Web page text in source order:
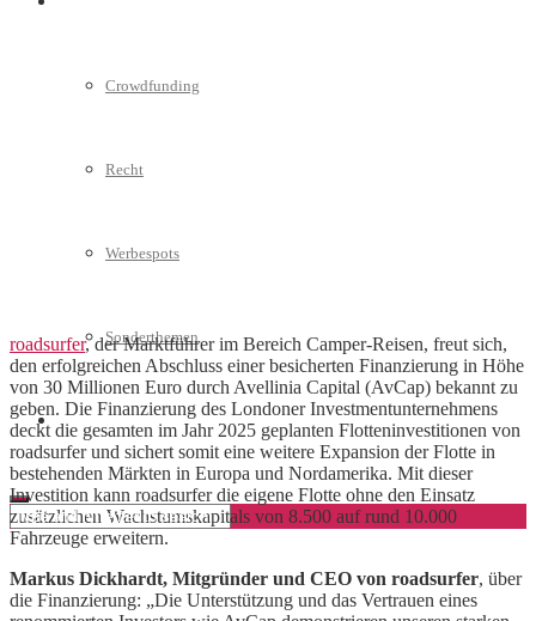
Crowdfunding
Recht
Werbespots
Sonderthemen
Geschäftskonto eröffnen
roadsurfer, der Marktführer im Bereich Camper-Reisen, freut sich,
den erfolgreichen Abschluss einer besicherten Finanzierung in Höhe
von 30 Millionen Euro durch Avellinia Capital (AvCap) bekannt zu
geben. Die Finanzierung des Londoner Investmentunternehmens
deckt die gesamten im Jahr 2025 geplanten Flotteninvestitionen von
roadsurfer und sichert somit eine weitere Expansion der Flotte in
bestehenden Märkten in Europa und Nordamerika. Mit dieser
Investition kann roadsurfer die eigene Flotte ohne den Einsatz
zusätzlichen Wachstumskapitals von 8.500 auf rund 10.000
Fahrzeuge erweitern.
Markus Dickhardt, Mitgründer und CEO von roadsurfer, über
die Finanzierung: „Die Unterstützung und das Vertrauen eines